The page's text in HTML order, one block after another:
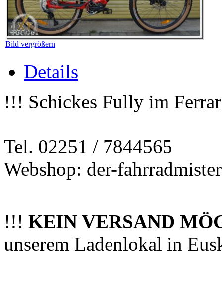
Bild vergrößern
Details
!!! Schickes Fully im
Tel. 02251 / 7844565
Webshop: der-
!!! KEIN VERSAND
unserem Ladenlokal in